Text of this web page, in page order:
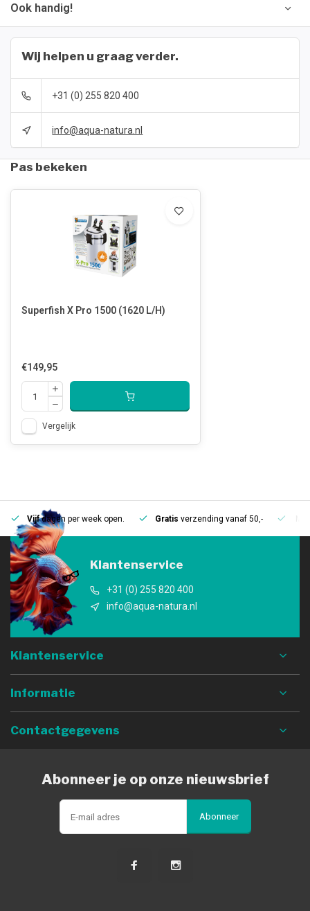
Ook handig!
Wij helpen u graag verder.
+31 (0) 255 820 400
info@aqua-natura.nl
Pas bekeken
Superfish X Pro 1500 (1620 L/H)
€149,95
Vergelijk
Vijfdagen per week open. Gratis verzending vanaf 50,-
Klantenservice
+31 (0) 255 820 400
info@aqua-natura.nl
Klantenservice
Informatie
Contactgegevens
Abonneer je op onze nieuwsbrief
Abonneer